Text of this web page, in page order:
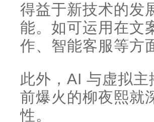
得益于新技术的发
能。如可运用在文
作、智能客服等方
此外，AI 与虚拟
前爆火的柳夜熙就
性。